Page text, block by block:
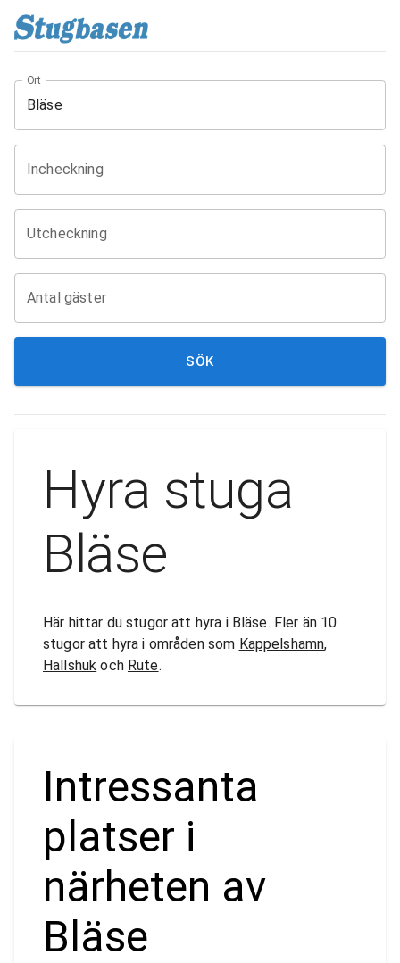
Ort
Incheckning
Utcheckning
Antal gäster
SÖK
Hyra stuga
Bläse
Här hittar du stugor att hyra i Bläse. Fler än 10
stugor att hyra i områden som Kappelshamn,
Hallshuk och Rute.
Intressanta
platser i
närheten av
Bläse